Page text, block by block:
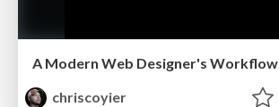
A Modern Web Designer's Workflow
chriscoyier